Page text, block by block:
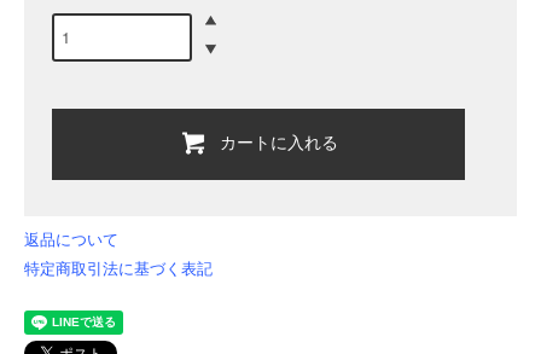
カートに入れる
返品について
特定商取引法に基づく表記